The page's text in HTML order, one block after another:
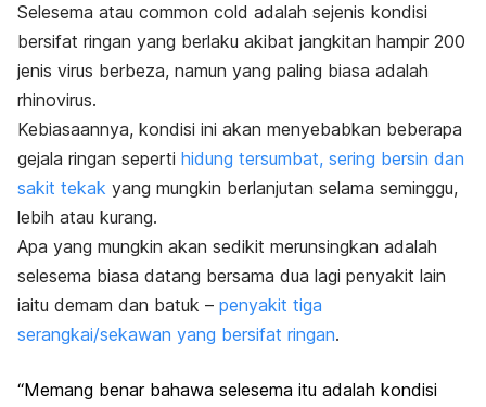
Selesema atau common cold adalah sejenis kondisi
bersifat ringan yang berlaku akibat jangkitan hampir 200
jenis virus berbeza, namun yang paling biasa adalah
rhinovirus.
Kebiasaannya, kondisi ini akan menyebabkan beberapa
gejala ringan seperti hidung tersumbat, sering bersin dan
sakit tekak yang mungkin berlanjutan selama seminggu,
lebih atau kurang.
Apa yang mungkin akan sedikit merunsingkan adalah
selesema biasa datang bersama dua lagi penyakit lain
iaitu demam dan batuk – penyakit tiga
serangkai/sekawan yang bersifat ringan.
“Memang benar bahawa selesema itu adalah kondisi